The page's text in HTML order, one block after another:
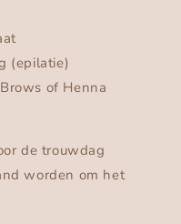
(epilatie)
of Henna
de trouwdag
worden om het